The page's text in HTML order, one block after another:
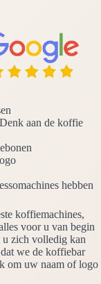
aan de koffie
hebben
koffiemachines,
voor u van begin
u zich volledig kan
we de koffiebar
om uw naam of logo